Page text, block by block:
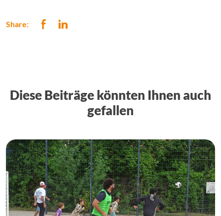
Share:
Diese Beiträge könnten Ihnen auch
gefallen